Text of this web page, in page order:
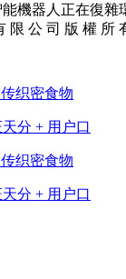
機器人正在復
公 司 版 權 所
织密食物
分 + 用户口
织密食物
分 + 用户口